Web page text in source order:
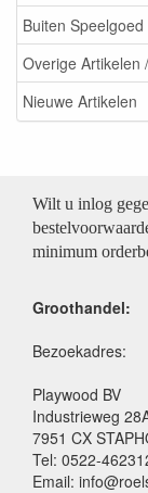
Buiten Speelgoed
Overige Artikelen
Nieuwe Artikelen
Wilt u inlog
minimum
Groothandel:
Bezoekadres:
Playwood BV
Industrieweg
7951 CX
Tel: 0522-
Email: